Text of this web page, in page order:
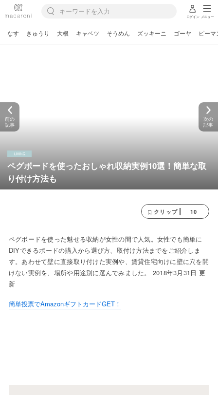
ログイン メニュー
なす きゅうり 大根 キャベツ そうめん ズッキーニ ゴーヤ ピーマ
ペグボードを使ったおしゃれ収納実例10選！簡単な取
り付け方法も
前の
記事
次の
記事
クリップ 10
ペグボードを使った魅せる収納が女性の間で人気。女性でも簡単に
DIYできるボードの購入から選び方、取付け方法までをご紹介しま
す。あわせて壁に直接取り付けた実例や、賃貸住宅向けに壁に穴を開
けない実例を、場所や用途別に選んでみました。 2018年3月31日 更
新
簡単投票でAmazonギフトカードGET！